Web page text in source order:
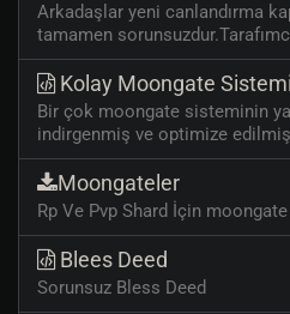
Arkadaşlar yeni canlandırma
tamamen
Kolay Moongate Sistemi
Bir çok moongate sisteminin
indirgenmiş ve optimize
Moongateler
Rp Ve Pvp Shard İçin moongate
Blees Deed
Sorunsuz Bless Deed